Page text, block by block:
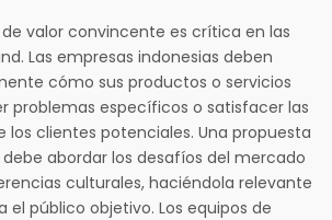
valor convincente es crítica en las
Las empresas indonesias deben
cómo sus productos o servicios
problemas específicos o satisfacer las
los clientes potenciales. Una propuesta
abordar los desafíos del mercado
culturales, haciéndola relevante
el público objetivo. Los equipos de